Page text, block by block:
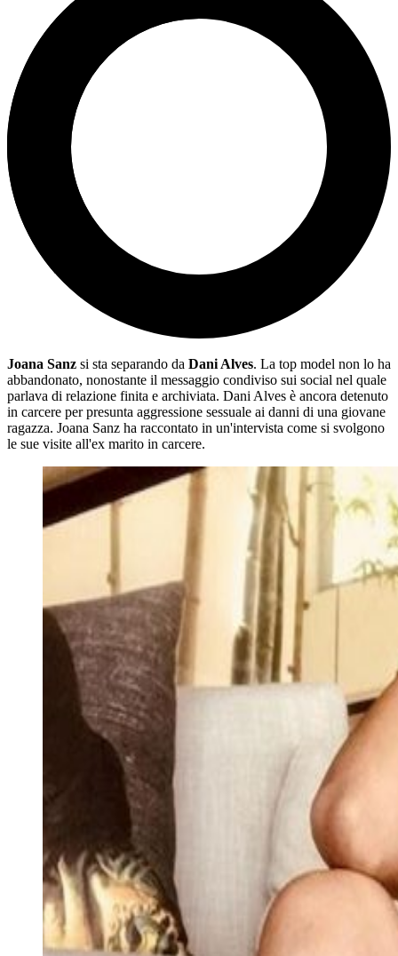
Joana Sanz si sta separando da Dani Alves. La top model non lo ha
abbandonato, nonostante il messaggio condiviso sui social nel quale
parlava di relazione finita e archiviata. Dani Alves è ancora detenuto
in carcere per presunta aggressione sessuale ai danni di una giovane
ragazza. Joana Sanz ha raccontato in un'intervista come si svolgono
le sue visite all'ex marito in carcere.